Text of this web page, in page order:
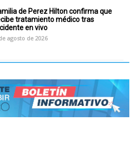
de Perez Hilton confirma que
tratamiento médico tras
en vivo
agosto de 2026